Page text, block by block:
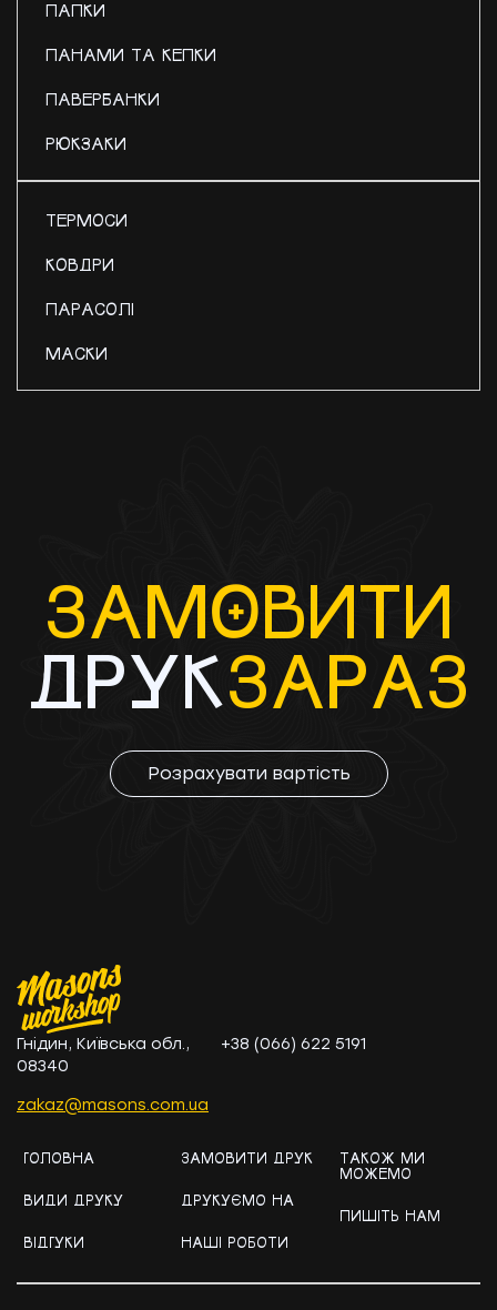
ПАПКИ
ПАНАМИ ТА КЕПКИ
ПАВЕРБАНКИ
РЮКЗАКИ
ТЕРМОСИ
КОВДРИ
ПАРАСОЛІ
МАСКИ
ЗАМOВИТИ
ДРУКЗАРAЗ
Розрахувати вартість
Гнідин, Київська обл.,
08340
+38 (066) 622 5191
zakaz@masons.com.ua
ГОЛОВНА
ВИДИ ДРУКУ
ВІДГУКИ
ЗАМОВИТИ ДРУК
ДРУКУЄМО НА
НАШІ РОБОТИ
ТАКОЖ МИ
МОЖЕМО
ПИШІТЬ НАМ